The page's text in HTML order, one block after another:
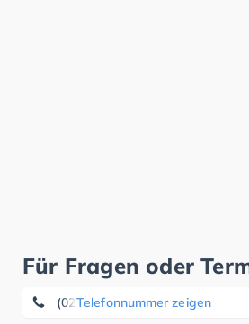
Für Fragen oder
Telefonnummer zeigen
(02381) 37 14 42